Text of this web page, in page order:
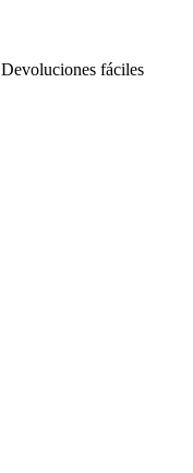
Devoluciones fáciles